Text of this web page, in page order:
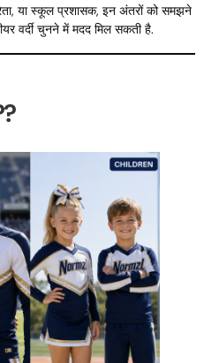
या स्कूल प्रशासक, इन अंतरों को समझने
वर्दी चुनने में मदद मिल सकती है.